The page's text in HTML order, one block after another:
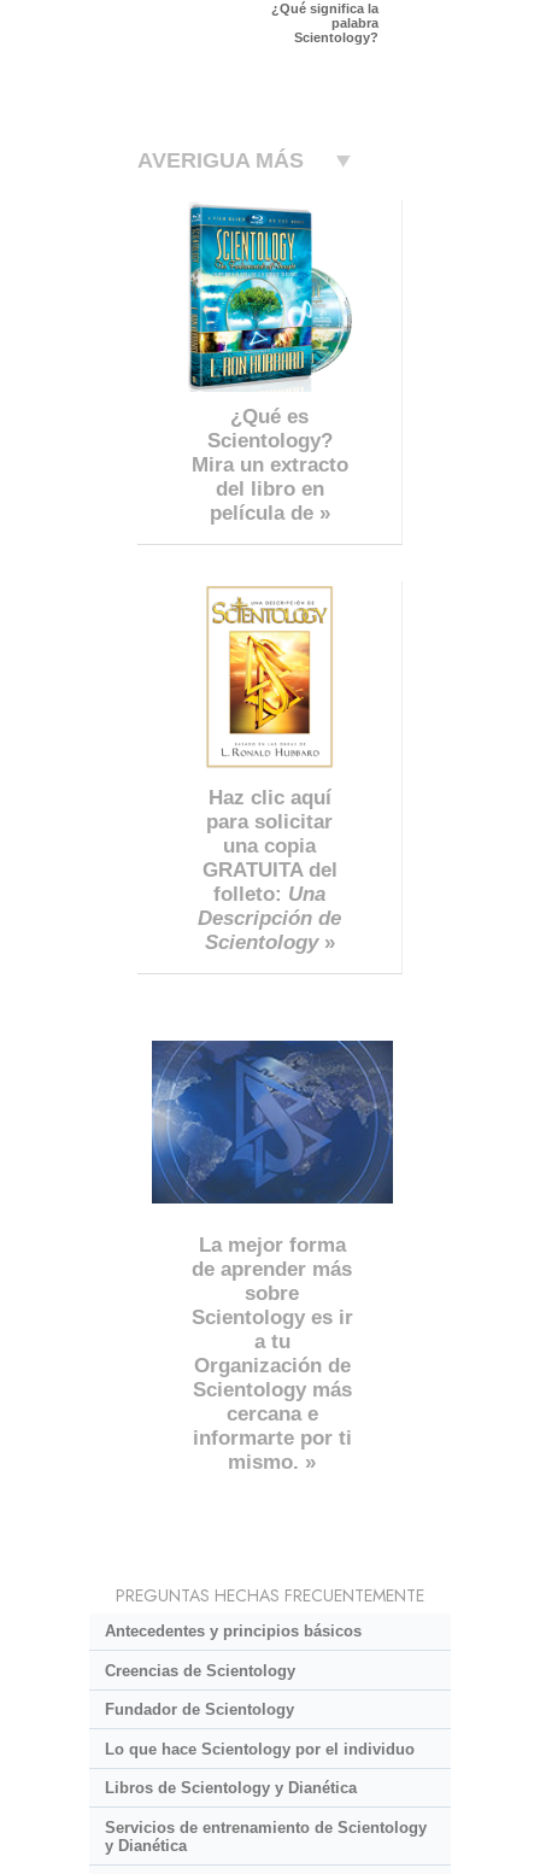
¿Qué significa la
palabra
Scientology?
AVERIGUA MÁS
¿Qué es
Scientology?
Mira un extracto
del libro en
película de »
Haz clic aquí
para solicitar
una copia
GRATUITA del
folleto: Una
Descripción de
Scientology»
La mejor forma
de aprender más
sobre
Scientology es ir
a tu
Organización de
Scientology más
cercana e
informarte por ti
mismo. »
PREGUNTAS HECHAS FRECUENTEMENTE
Antecedentes y principios básicos
Creencias de Scientology
Fundador de Scientology
Lo que hace Scientology por el individuo
Libros de Scientology y Dianética
Servicios de entrenamiento de Scientology
y Dianética